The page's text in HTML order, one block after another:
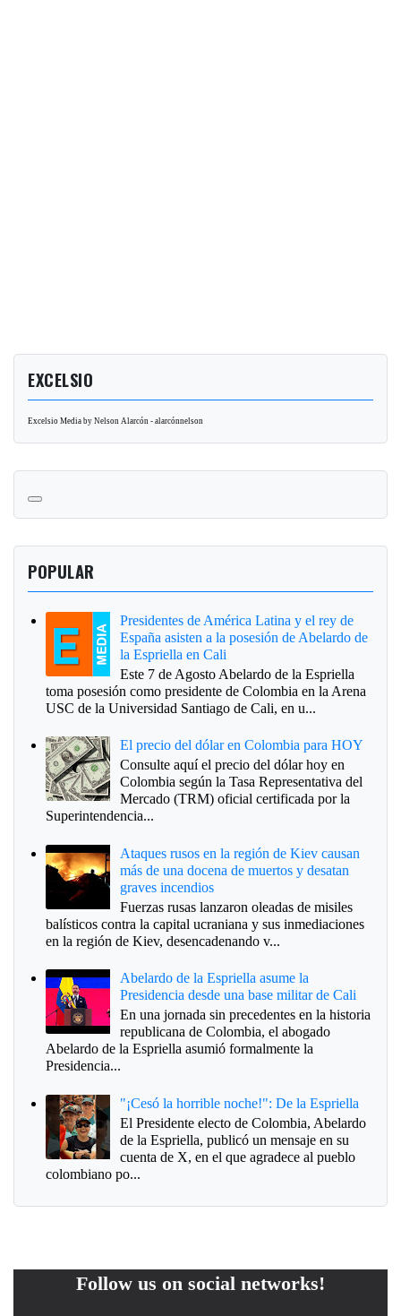
EXCELSIO
Excelsio Media by Nelson Alarcón - alarcónnelson
POPULAR
Presidentes de América Latina y el rey de
España asisten a la posesión de Abelardo de
la Espriella en Cali
Este 7 de Agosto Abelardo de la Espriella
toma posesión como presidente de Colombia en la Arena
USC de la Universidad Santiago de Cali, en u...
El precio del dólar en Colombia para HOY
Consulte aquí el precio del dólar hoy en
Colombia según la Tasa Representativa del
Mercado (TRM) oficial certificada por la
Superintendencia...
Ataques rusos en la región de Kiev causan
más de una docena de muertos y desatan
graves incendios
Fuerzas rusas lanzaron oleadas de misiles
balísticos contra la capital ucraniana y sus inmediaciones
en la región de Kiev, desencadenando v...
Abelardo de la Espriella asume la
Presidencia desde una base militar de Cali
En una jornada sin precedentes en la historia
republicana de Colombia, el abogado
Abelardo de la Espriella asumió formalmente la
Presidencia...
"¡Cesó la horrible noche!": De la Espriella
El Presidente electo de Colombia, Abelardo
de la Espriella, publicó un mensaje en su
cuenta de X, en el que agradece al pueblo
colombiano po...
Follow us on social networks!